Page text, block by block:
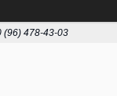
(96) 478-43-03